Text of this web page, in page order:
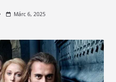
Márc 6, 2025